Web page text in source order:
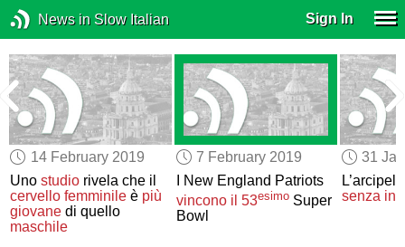
News in Slow Italian Sign In
14 February 2019
Unostudio rivela che il
cervello femminile è più
giovane di quello
maschile
7 February 2019
I New England Patriots
vincono il 53esimoSuper
Bowl
31
senza